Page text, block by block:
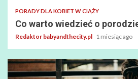
PORADY DLA KOBIET W CIĄŻY
Co warto wiedzieć o
Redaktor babyandthecity.pl 1 miesiąc ago